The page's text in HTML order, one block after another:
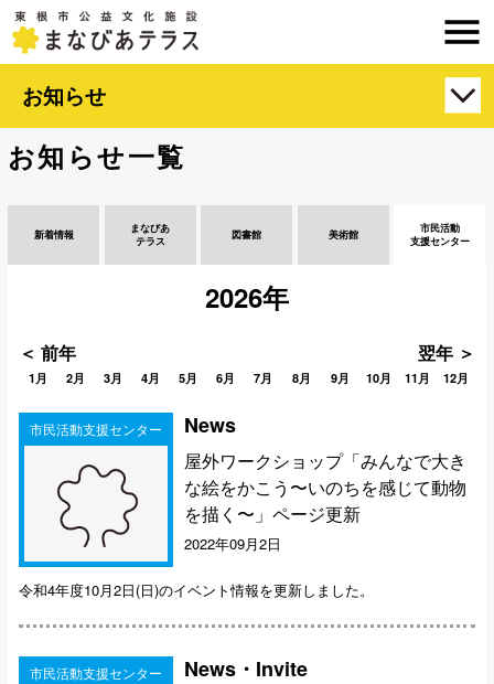
お知らせ
お知らせ一覧
新着情報
まなびあ
テラス
図書館 美術館
市民活動
支援センター
2026年
＜ 前年 翌年 ＞
1月 2月 3月 4月 5月 6月 7月 8月 9月 10月 11月 12月
市民活動支援センター News
屋外ワークショップ「みんなで大き
な絵をかこう〜いのちを感じて動物
を描く〜」ページ更新
2022年09月2日
令和4年度10月2日(日)のイベント情報を更新しました。
市民活動支援センター News・Invite